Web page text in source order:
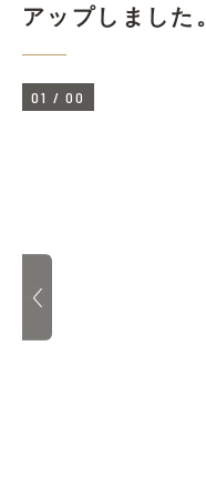
アップしました。
01 / 00